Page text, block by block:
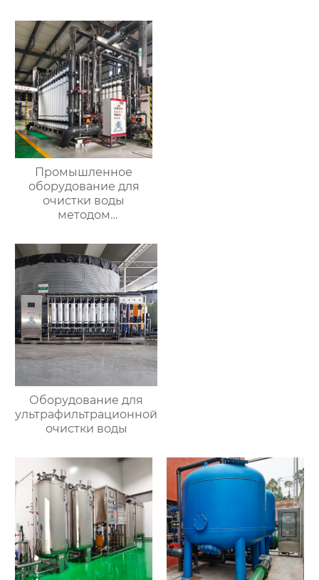
Промышленное
оборудование для
очистки воды
методом
Оборудование для
ультрафильтрационной
очистки воды